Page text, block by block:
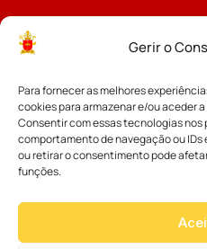
Gerir o
Para fornecer as melhores
cookies para armazenar e/ou aceder
Consentir com essas tecnologias
comportamento de navegação ou
ou retirar o consentimento pode
funções.
Padroeira
Notícias
Notícias da Arquidiocese
Notícias Cáritas
Palavra dos Bispos